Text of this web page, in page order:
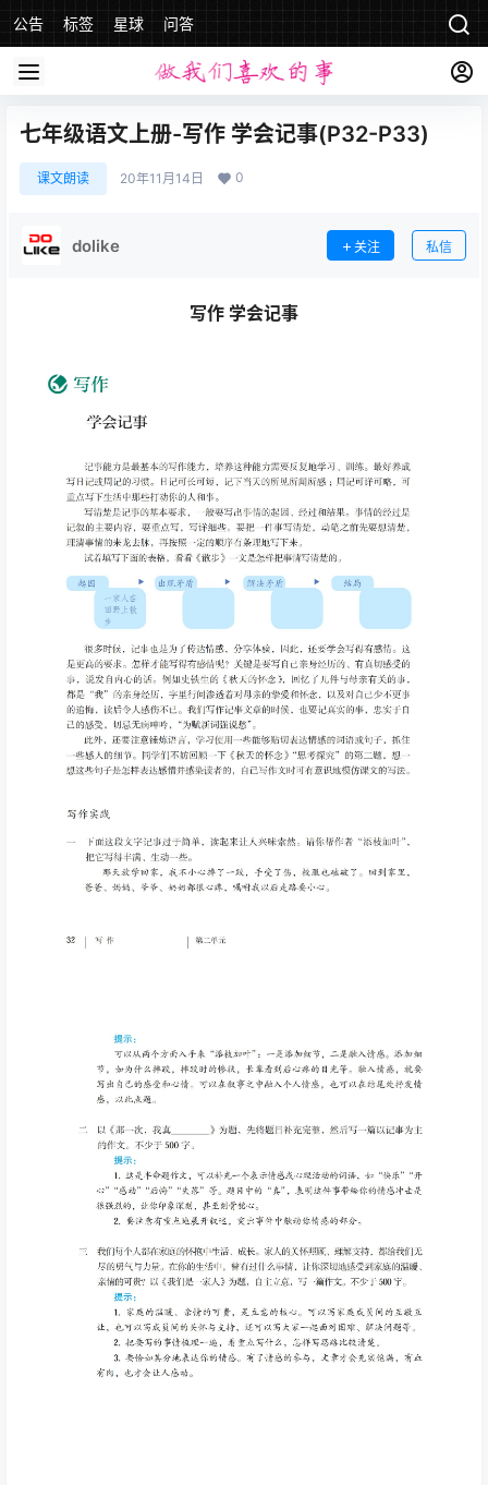
公告 标签 星球 问答
七年级语文上册-写作 学会记事(P32-P33)
课文朗读 20年11月14日 0
dolike 关注 私信
写作 学会记事